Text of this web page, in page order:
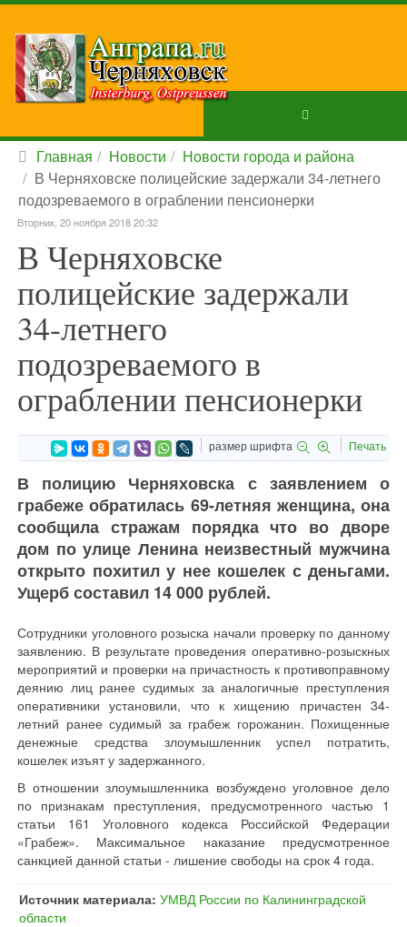
Главная Новости
Новости города и района
В Черняховске полицейские задержали 34-летнего
подозреваемого в ограблении пенсионерки
Вторник, 20 ноября 2018 20:32
В Черняховске
полицейские задержали
34-летнего
подозреваемого в
ограблении пенсионерки
размер шрифта Печать
В полицию Черняховска с заявлением о
грабеже обратилась 69-летняя женщина, она
сообщила стражам порядка что во дворе
дом по улице Ленина неизвестный мужчина
открыто похитил у нее кошелек с деньгами.
Ущерб составил 14 000 рублей.
Сотрудники уголовного розыска начали проверку по данному
заявлению. В результате проведения оперативно-розыскных
мероприятий и проверки на причастность к противоправному
деянию лиц ранее судимых за аналогичные преступления
оперативники установили, что к хищению причастен 34-
летний ранее судимый за грабеж горожанин. Похищенные
денежные средства злоумышленник успел потратить,
кошелек изъят у задержанного.
В отношении злоумышленника возбуждено уголовное дело
по признакам преступления, предусмотренного частью 1
статьи 161 Уголовного кодекса Российской Федерации
«Грабеж». Максимальное наказание предусмотренное
санкцией данной статьи - лишение свободы на срок 4 года.
Источник материала: УМВД России по Калининградской
области